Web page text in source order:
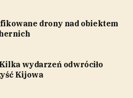
drony nad obiektem
wydarzeń odwróciło
Kijowa